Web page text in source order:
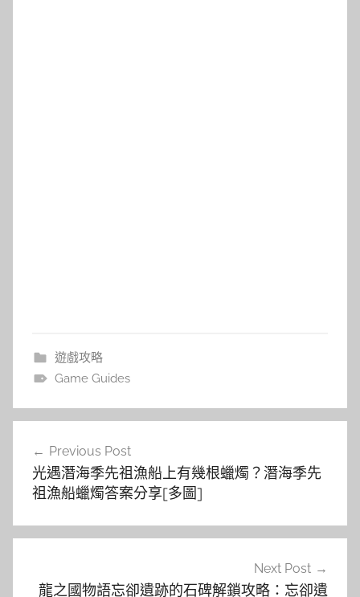
遊戲攻略
Game Guides
導
覽
Previous Post
光遇潛海季先祖漁船上有幾根蠟燭？潛海季先
祖漁船蠟燭答案分享[多圖]
Next Post
龍之國物語忘卻遺跡的石碑解鎖攻略：忘卻遺